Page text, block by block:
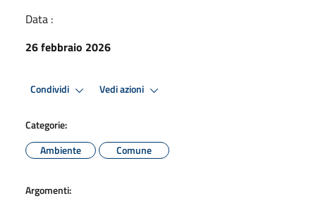
Data :
26 febbraio 2026
Condividi Vedi azioni
Categorie:
Ambiente
Comune
Argomenti: